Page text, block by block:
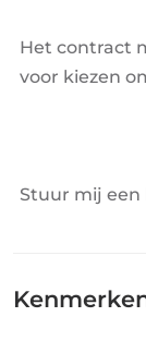
Het contract
voor kiezen
Stuur mij een